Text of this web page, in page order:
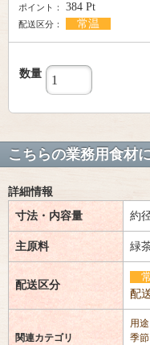
ポイント： 384 Pt
配送区分： 常温
数量
こちらの業務用食材
詳細情報
寸法・内容量
約
主原料 緑
配送区分
配
関連カテゴリ
用途
季節